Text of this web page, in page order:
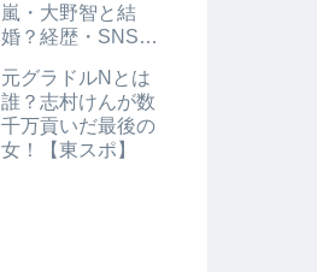
嵐・大野智と結
婚？経歴・SNS・
タMEGA】
元グラドルNとは
誰？志村けんが数
千万貢いだ最後の
女！【東スポ】